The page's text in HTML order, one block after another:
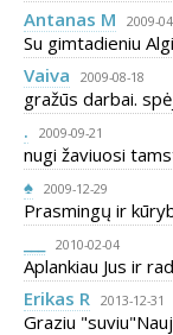
Antanas M
2009-
Su gimtadieniu
Vaiva
2009-08-18
gražūs darbai.
.
2009-09-21
nugi žaviuosi
♠ 2009-12-29
Prasmingų ir
2010-02-04
Aplankiau Jus ir
Erikas R 2013-12-31
Graziu